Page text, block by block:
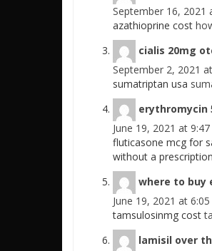
September 16, 2021
azathioprine cost
cialis 20mg
September 2, 2021
sumatriptan usa
erythromycin
June 19, 2021 at
fluticasone mcg for
without a prescription
where to buy
June 19, 2021 at
tamsulosinmg cost
lamisil over